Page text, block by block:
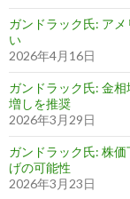
ガンドラック氏: ア
い
2026年4月16日
ガンドラック氏: 金
増しを推奨
2026年3月29日
ガンドラック氏: 株
げの可能性
2026年3月23日